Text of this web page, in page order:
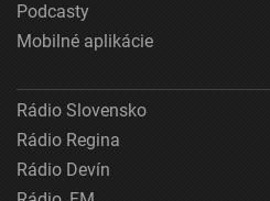
Podcasty
Mobilné aplikácie
Rádio Slovensko
Rádio Regina
Rádio Devín